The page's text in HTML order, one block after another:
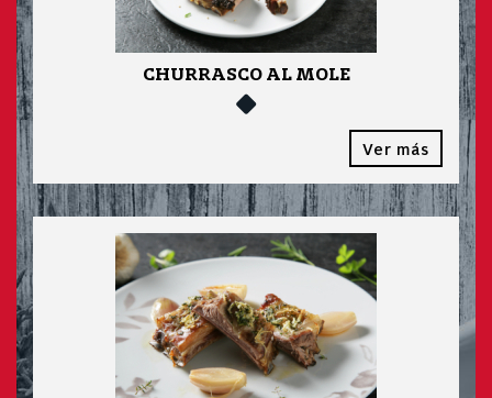
CHURRASCO AL MOLE
Ver más